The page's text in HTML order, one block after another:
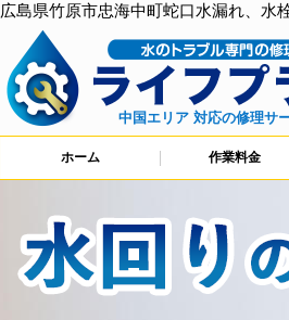
広島県竹原市忠海中町蛇口水漏れ、水
中国エリア 対応の修理サ
ホーム 作業料金